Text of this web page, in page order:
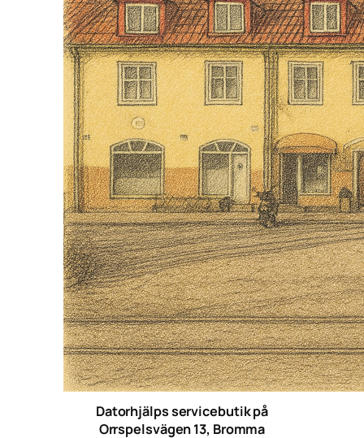
Datorhjälps servicebutik på
Orrspelsvägen 13, Bromma